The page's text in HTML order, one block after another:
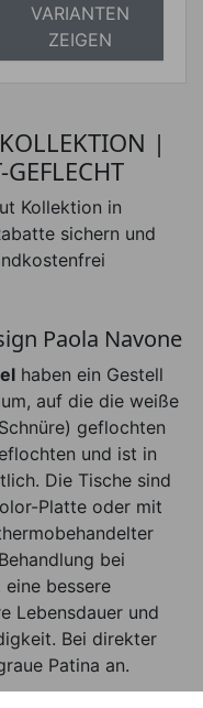
VARIANTEN
ZEIGEN
|
Kollektion in
sichern und
Paola Navone
haben ein Gestell
auf die die weiße
geflochten
und ist in
Die Tische sind
Platte oder mit
bei
bessere
Lebensdauer und
Bei direkter
Patina an.